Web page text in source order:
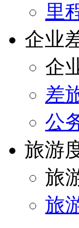
里
企业
企
差
公
旅游
旅
旅